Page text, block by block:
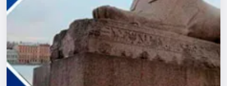
Артисты
Рейтинги